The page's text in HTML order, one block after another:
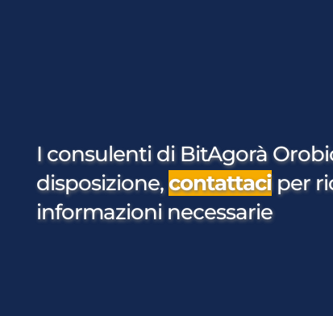
I consulenti di BitAgorà
disposizione, contattaci per
informazioni necessarie